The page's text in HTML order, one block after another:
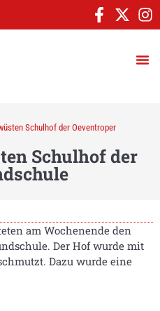
Schulhof der Oeventroper
Schulhof der
am Wochenende den
Der Hof wurde mit
Dazu wurde eine